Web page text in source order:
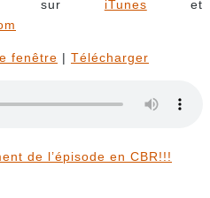
sur iTunes et
fenêtre | Télécharger
de l’épisode en CBR!!!